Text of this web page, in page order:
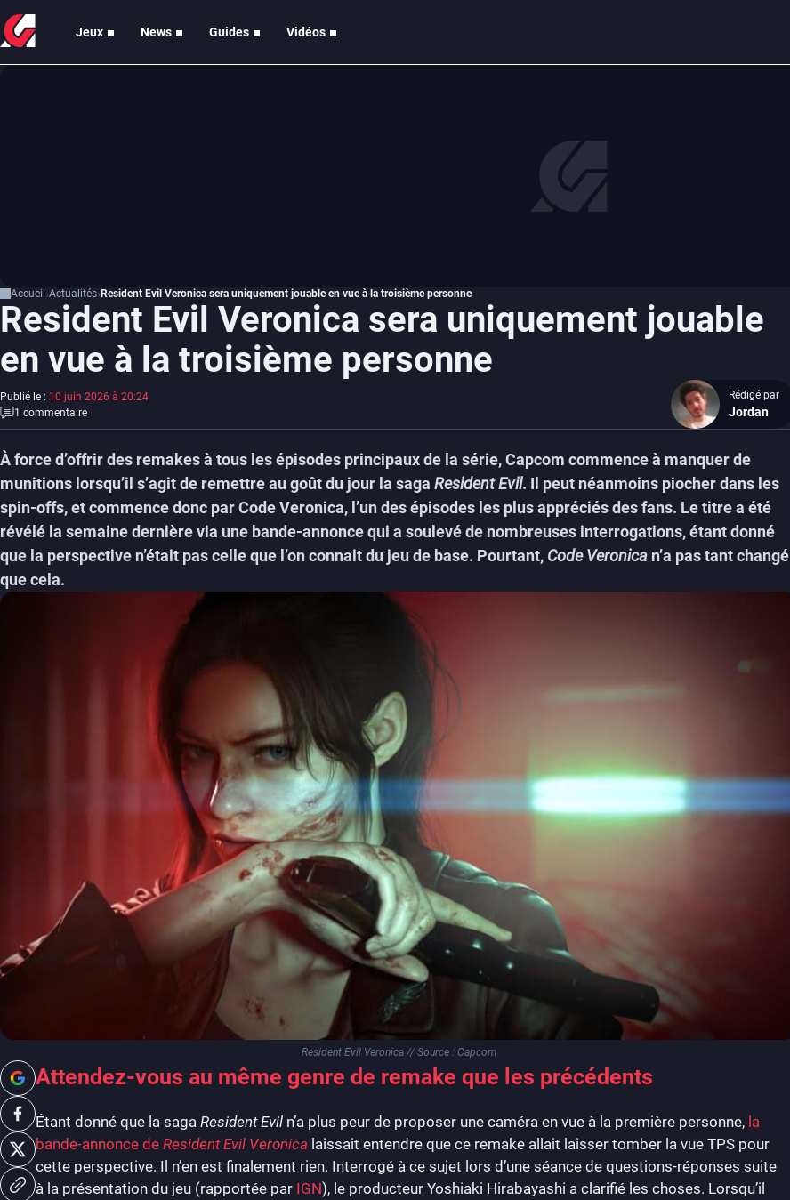
Jeux News Guides Vidéos
Accueil Actualités Resident Evil Veronica sera uniquement jouable en vue à la troisième personne
Resident Evil Veronica sera uniquement jouable
en vue à la troisième personne
Publié le : 10 juin 2026 à 20:24
1 commentaire
Rédigé par
Jordan
À force d’offrir des remakes à tous les épisodes principaux de la série, Capcom commence à manquer de
munitions lorsqu’il s’agit de remettre au goût du jour la saga Resident Evil. Il peut néanmoins piocher dans les
spin-offs, et commence donc par Code Veronica, l’un des épisodes les plus appréciés des fans. Le titre a été
révélé la semaine dernière via une bande-annonce qui a soulevé de nombreuses interrogations, étant donné
que la perspective n’était pas celle que l’on connait du jeu de base. Pourtant, Code Veronica n’a pas tant changé
que cela.
Resident Evil Veronica // Source : Capcom
Attendez-vous au même genre de remake que les précédents
Étant donné que la saga Resident Evil n’a plus peur de proposer une caméra en vue à la première personne, la
bande-annonce de Resident Evil Veronica laissait entendre que ce remake allait laisser tomber la vue TPS pour
cette perspective. Il n’en est finalement rien. Interrogé à ce sujet lors d’une séance de questions-réponses suite
à la présentation du jeu (rapportée par IGN), le producteur Yoshiaki Hirabayashi a clarifié les choses. Lorsqu’il